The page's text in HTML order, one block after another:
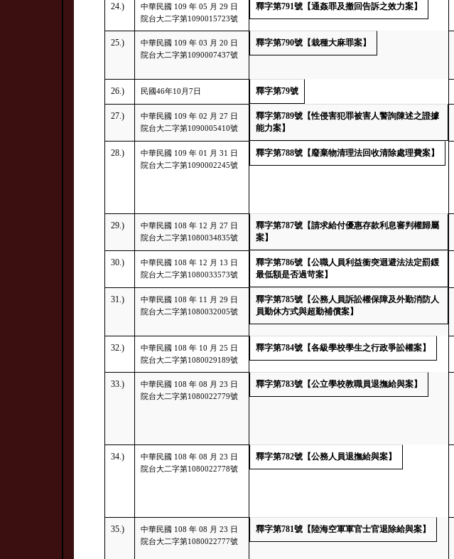
24.)
中華民國 109 年 05 月 29 日
院台大二字第1090015723號
釋字第791號【通姦罪及撤回告訴之效力案】
25.)
中華民國 109 年 03 月 20 日
院台大二字第1090007437號
釋字第790號【栽種大麻罪案】
26.) 民國46年10月7日 釋字第79號
27.)
中華民國 109 年 02 月 27 日
院台大二字第1090005410號
釋字第789號【性侵害犯罪被害人警詢陳述之證據
能力案】
28.)
中華民國 109 年 01 月 31 日
院台大二字第1090002245號
釋字第788號【廢棄物清理法回收清除處理費案】
29.)
中華民國 108 年 12 月 27 日
院台大二字第1080034835號
釋字第787號【請求給付優惠存款利息審判權歸屬
案】
30.)
中華民國 108 年 12 月 13 日
院台大二字第1080033573號
釋字第786號【公職人員利益衝突迴避法法定罰鍰
最低額是否過苛案】
31.)
中華民國 108 年 11 月 29 日
院台大二字第1080032005號
釋字第785號【公務人員訴訟權保障及外勤消防人
員勤休方式與超勤補償案】
32.)
中華民國 108 年 10 月 25 日
院台大二字第1080029189號
釋字第784號【各級學校學生之行政爭訟權案】
33.)
中華民國 108 年 08 月 23 日
院台大二字第1080022779號
釋字第783號【公立學校教職員退撫給與案】
34.)
中華民國 108 年 08 月 23 日
院台大二字第1080022778號
釋字第782號【公務人員退撫給與案】
35.)
中華民國 108 年 08 月 23 日
院台大二字第1080022777號
釋字第781號【陸海空軍軍官士官退除給與案】